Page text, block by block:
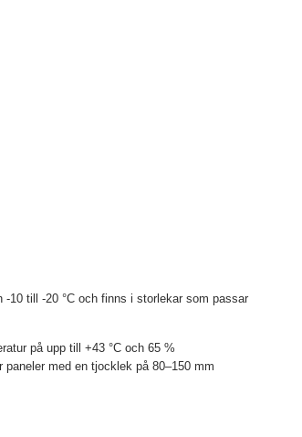
10 till -20 °C och finns i storlekar som passar
på upp till +43 °C och 65 %
med en tjocklek på 80–150 mm